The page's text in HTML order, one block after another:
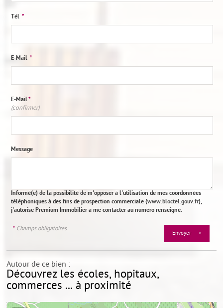
Tél *
E-Mail *
E-Mail*
(confirmer)
Message
Informé(e) de la possibilité de m'opposer à l'utilisation de mes coordonnées
téléphoniques à des fins de prospection commerciale (www.bloctel.gouv.fr),
j'autorise Premium Immobilier à me contacter au numéro renseigné.
* Champs obligatoires
Autour de ce bien :
Découvrez les écoles, hopitaux,
commerces ... à proximité